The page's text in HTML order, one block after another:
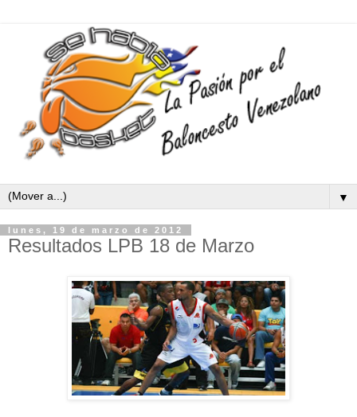
▼
lunes, 19 de marzo de 2012
Resultados LPB 18 de Marzo